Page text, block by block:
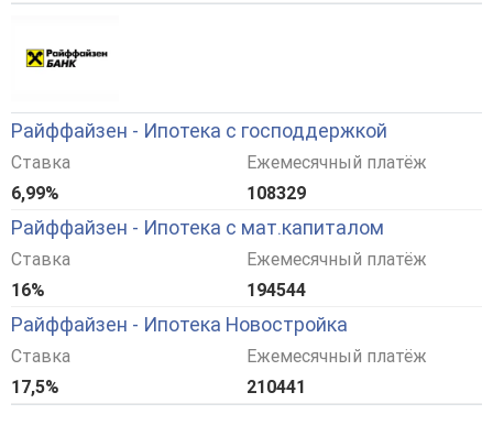
Райффайзен - Ипотека с господдержкой
Ставка
6,99%
Ежемесячный платёж
108329
Райффайзен - Ипотека с мат.капиталом
Ставка
16%
Ежемесячный платёж
194544
Райффайзен - Ипотека Новостройка
Ставка
17,5%
Ежемесячный платёж
210441